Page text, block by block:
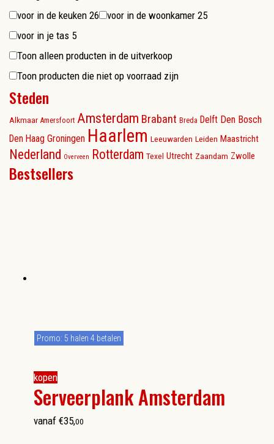
voor in de keuken 26 voor in de woonkamer 25
voor in je tas 5
Toon alleen producten in de uitverkoop
Toon producten die niet op voorraad zijn
Steden
Alkmaar Amersfoort Amsterdam Brabant Breda Delft Den Bosch
Den Haag Groningen Haarlem Leeuwarden Leiden Maastricht
Nederland Overveen Rotterdam Texel Utrecht Zaandam Zwolle
Bestsellers
kopen
Serveerplank Amsterdam
Promo: 5 halen 4 betalen
vanaf €35,00